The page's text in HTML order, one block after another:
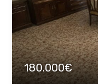
180.000€